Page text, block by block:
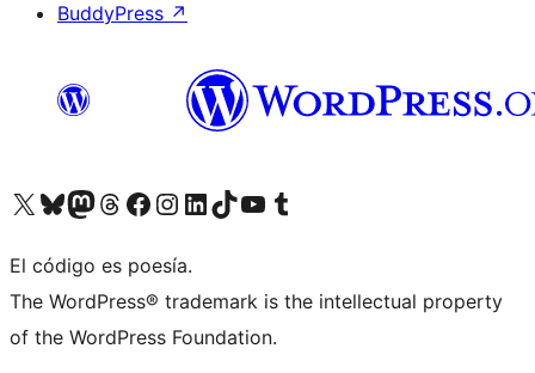
BuddyPress ↗
Visita nuestra cuenta de X (anteriormente Twitter)
Visita nuestra cuenta de Bluesky
Visita nuestra cuenta de Mastodon
Visita nuestra cuenta de Threads
Visita nuestra página de Facebook
Visita nuestra cuenta de Instagram
Visita nuestra cuenta de LinkedIn
Visita nuestra cuenta de TikTok
Visita nuestro canal de YouTube
Visita nuestra cuenta de Tumblr
El código es poesía.
The WordPress® trademark is the intellectual property
of the WordPress Foundation.